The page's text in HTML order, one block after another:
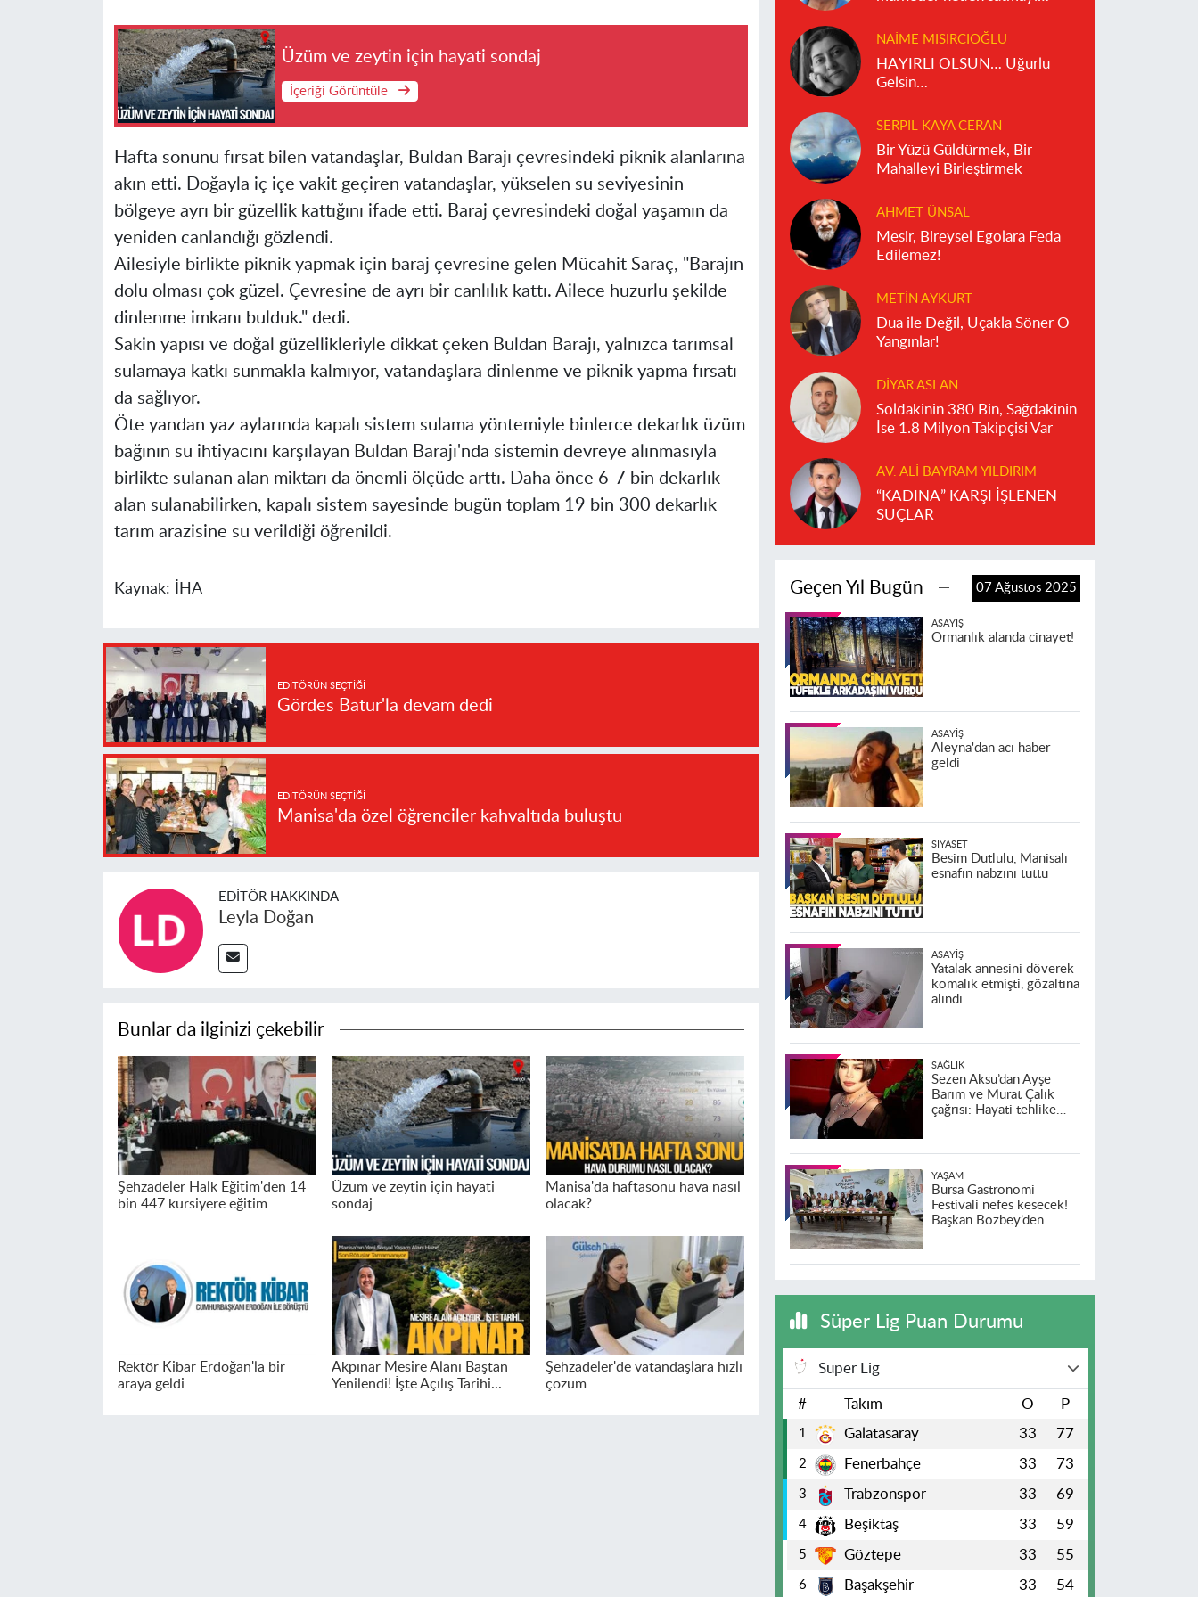
Üzüm ve zeytin için hayati sondaj
İçeriği Görüntüle
Hafta sonunu fırsat bilen vatandaşlar, Buldan Barajı çevresindeki piknik alanlarına
akın etti. Doğayla iç içe vakit geçiren vatandaşlar, yükselen su seviyesinin
bölgeye ayrı bir güzellik kattığını ifade etti. Baraj çevresindeki doğal yaşamın da
yeniden canlandığı gözlendi.
Ailesiyle birlikte piknik yapmak için baraj çevresine gelen Mücahit Saraç, "Barajın
dolu olması çok güzel. Çevresine de ayrı bir canlılık kattı. Ailece huzurlu şekilde
dinlenme imkanı bulduk." dedi.
Sakin yapısı ve doğal güzellikleriyle dikkat çeken Buldan Barajı, yalnızca tarımsal
sulamaya katkı sunmakla kalmıyor, vatandaşlara dinlenme ve piknik yapma fırsatı
da sağlıyor.
Öte yandan yaz aylarında kapalı sistem sulama yöntemiyle binlerce dekarlık üzüm
bağının su ihtiyacını karşılayan Buldan Barajı'nda sistemin devreye alınmasıyla
birlikte sulanan alan miktarı da önemli ölçüde arttı. Daha önce 6-7 bin dekarlık
alan sulanabilirken, kapalı sistem sayesinde bugün toplam 19 bin 300 dekarlık
tarım arazisine su verildiği öğrenildi.
Kaynak: İHA
EDITÖRÜN SEÇTIĞI
Gördes Batur'la devam dedi
EDITÖRÜN SEÇTIĞI
Manisa'da özel öğrenciler kahvaltıda buluştu
EDITÖR HAKKINDA
Leyla Doğan
Bunlar da ilginizi çekebilir
Şehzadeler Halk Eğitim'den 14
bin 447 kursiyere eğitim
Üzüm ve zeytin için hayati
sondaj
Manisa'da haftasonu hava nasıl
olacak?
Rektör Kibar Erdoğan'la bir
araya geldi
Akpınar Mesire Alanı Baştan
Yenilendi! İşte Açılış Tarihi...
Şehzadeler'de vatandaşlara hızlı
çözüm
NAIME MISIRCIOĞLU
HAYIRLI OLSUN… Uğurlu
Gelsin…
SERPIL KAYA CERAN
Bir Yüzü Güldürmek, Bir
Mahalleyi Birleştirmek
AHMET ÜNSAL
Mesir, Bireysel Egolara Feda
Edilemez!
METIN AYKURT
Dua ile Değil, Uçakla Söner O
Yangınlar!
DIYAR ASLAN
Soldakinin 380 Bin, Sağdakinin
İse 1.8 Milyon Takipçisi Var
AV. ALI BAYRAM YILDIRIM
“KADINA” KARŞI İŞLENEN
SUÇLAR
Geçen Yıl Bugün 07 Ağustos 2025
ASAYIŞ
Ormanlık alanda cinayet!
ASAYIŞ
Aleyna'dan acı haber
geldi
SIYASET
Besim Dutlulu, Manisalı
esnafın nabzını tuttu
ASAYIŞ
Yatalak annesini döverek
komalık etmişti, gözaltına
alındı
SAĞLIK
Sezen Aksu’dan Ayşe
Barım ve Murat Çalık
çağrısı: Hayati tehlike
YAŞAM
Bursa Gastronomi
Festivali nefes kesecek!
Başkan Bozbey’den
Süper Lig Puan Durumu
Süper Lig
# Takım O P
1 Galatasaray 33 77
2 Fenerbahçe 33 73
3 Trabzonspor 33 69
4 Beşiktaş 33 59
5 Göztepe 33 55
6 Başakşehir 33 54